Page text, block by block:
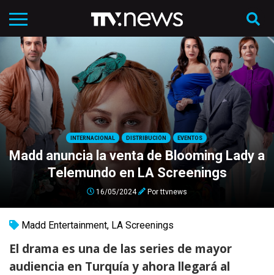
INTERNACIONAL DISTRIBUCIÓN EVENTOS
Madd anuncia la venta de Blooming Lady a
Telemundo en LA Screenings
16/05/2024 Porttvnews
Madd Entertainment, LA Screenings
El drama es una de las series de mayor
audiencia en Turquía y ahora llegará al